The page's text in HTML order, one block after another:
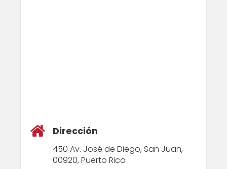
Dirección
450 Av. José de Diego, San Juan,
00920, Puerto Rico